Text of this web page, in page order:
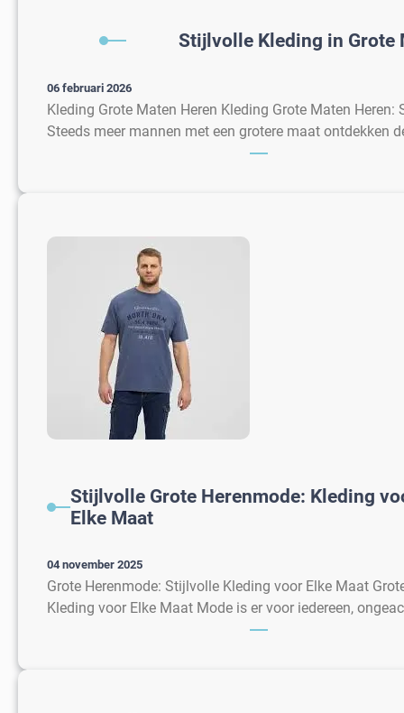
Stijlvolle Kleding in Grote
06 februari 2026
Kleding Grote Maten Heren Kleding Grote Maten
Steeds meer mannen met een grotere maat ontdekken
Stijlvolle Grote Herenmode: Kleding
Elke Maat
04 november 2025
Grote Herenmode: Stijlvolle Kleding voor Elke Maat
Kleding voor Elke Maat Mode is er voor iedereen,